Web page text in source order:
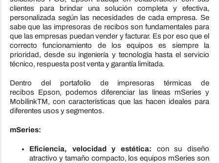
clientes para brindar una solución completa y efectiva,
personalizada según las necesidades de cada empresa. Se
sabe que las impresoras de recibos son fundamentales para
que las empresas puedan vender y facturar. Es por eso que el
correcto funcionamiento de los equipos es siempre la
prioridad, desde su ingeniería y tecnología hasta el servicio
técnico, respuesta post venta y garantía limitada.
Dentro del portafolio de impresoras térmicas de
recibos Epson, podemos diferenciar las líneas mSeries y
MobilinkTM, con características que las hacen ideales para
diferentes usos y segmentos.
mSeries:
Eficiencia, velocidad y estética: con su diseño
atractivo y tamaño compacto, los equipos mSeries son